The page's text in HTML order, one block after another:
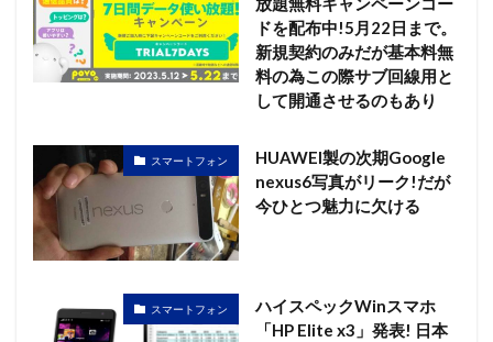
ドを配布中!5月22日まで。
新規契約のみだが基本料無
料の為この際サブ回線用と
して開通させるのもあり
スマートフォン
HUAWEI製の次期Google
nexus6写真がリーク!だが
今ひとつ魅力に欠ける
スマートフォン
ハイスペックWinスマホ
「HP Elite x3」発表! 日本